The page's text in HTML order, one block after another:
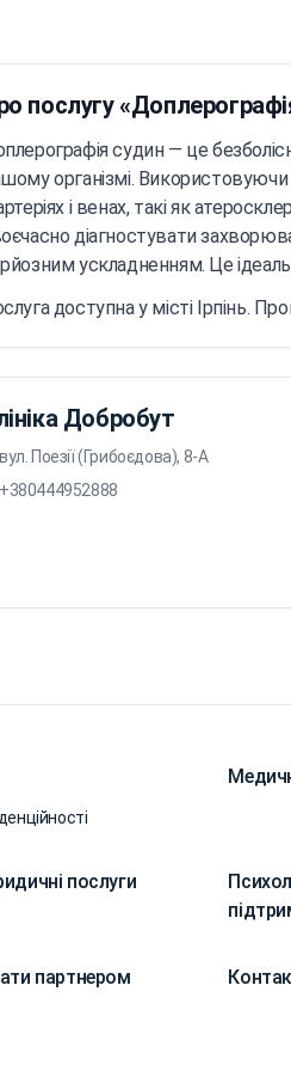
послугу
судин — це
організмі.
і венах, такі як
діагностувати
ускладненням. Це
доступна у місті Ірпінь.
Добробут
вул. Поезії (Грибоєдова), 8-А
+380444952888
послуги
партнером